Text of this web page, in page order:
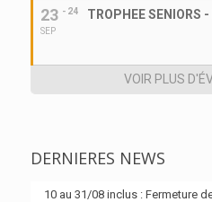
23
SEP
- 24 TROPHEE SENIORS
VOIR PLUS
DERNIERES NEWS
10 au 31/08 inclus : Fermeture